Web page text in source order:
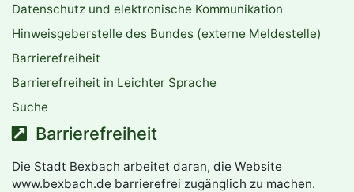
Datenschutz und elektronische Kommunikation
Hinweisgeberstelle des Bundes (externe Meldestelle)
Barrierefreiheit
Barrierefreiheit in Leichter Sprache
Suche
Barrierefreiheit
Die Stadt Bexbach arbeitet daran, die Website
www.bexbach.de barrierefrei zugänglich zu machen.